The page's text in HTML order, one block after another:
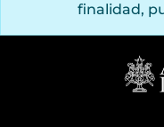
finalidad,